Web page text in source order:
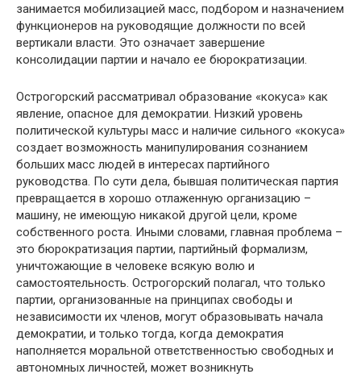
занимается мобилизацией масс, подбором и назначением
функционеров на руководящие должности по всей
вертикали власти. Это означает завершение
консолидации партии и начало ее бюрократизации.
Острогорский рассматривал образование «кокуса» как
явление, опасное для демократии. Низкий уровень
политической культуры масс и наличие сильного «кокуса»
создает возможность манипулирования сознанием
больших масс людей в интересах партийного
руководства. По сути дела, бывшая политическая партия
превращается в хорошо отлаженную организацию –
машину, не имеющую никакой другой цели, кроме
собственного роста. Иными словами, главная проблема –
это бюрократизация партии, партийный формализм,
уничтожающие в человеке всякую волю и
самостоятельность. Острогорский полагал, что только
партии, организованные на принципах свободы и
независимости их членов, могут образовывать начала
демократии, и только тогда, когда демократия
наполняется моральной ответственностью свободных и
автономных личностей, может возникнуть